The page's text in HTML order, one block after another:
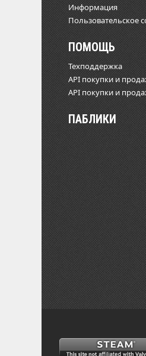
Информация
Пользовательское
ПОМОЩЬ
Техподдержка
API покупки и
API покупки и
ПАБЛИКИ